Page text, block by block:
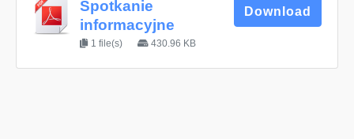
Spotkanie
informacyjne
1 file(s) 430.96 KB
Download